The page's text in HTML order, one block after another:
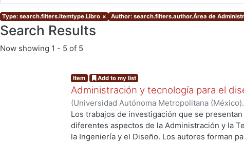
Type: search.filters.itemtype.Libro × Author: search.filters.author.Área de
Search Results
Now showing 1 - 5 of 5
Item Add to my list
Administración y tecnología para el
(Universidad Autónoma Metropolitana
Ciencias y Artes para el Diseño.,2016)Área de
Diseño.
Los trabajos de investigación que se
diferentes aspectos de la Administración y la
la Ingeniería y el Diseño. Los autores forman